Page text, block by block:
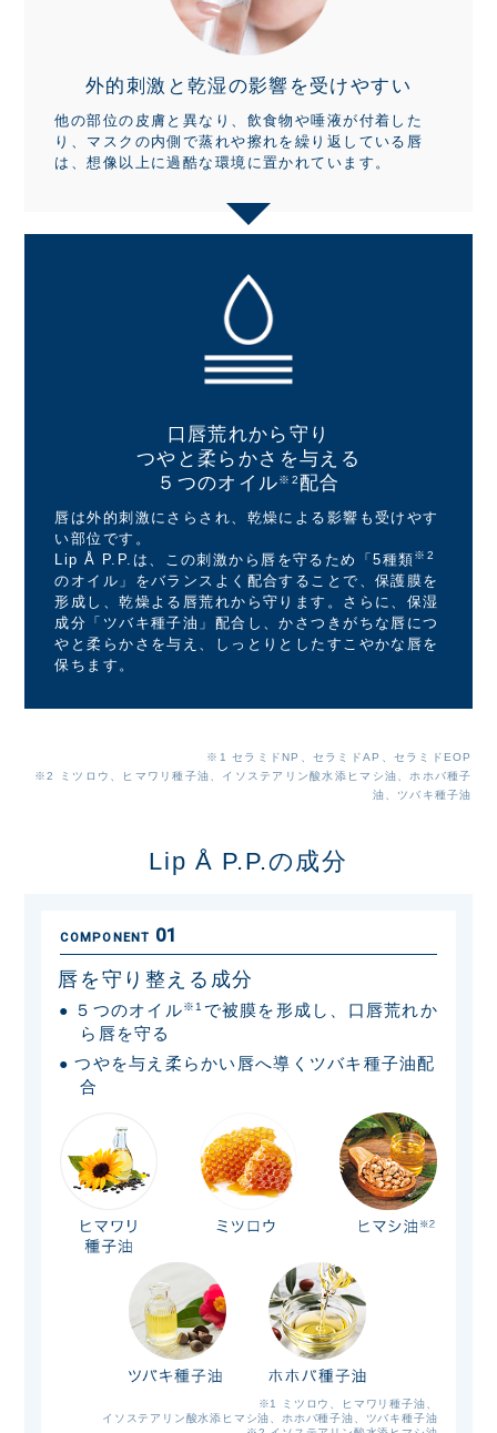
外的刺激と乾湿の影響を受けやすい
他の部位の皮膚と異なり、飲食物や唾液が付着した
り、マスクの内側で蒸れや擦れを繰り返している唇
は、想像以上に過酷な環境に置かれています。
口唇荒れから守り
つやと柔らかさを与える
５つのオイル※2配合
唇は外的刺激にさらされ、乾燥による影響も受けやす
い部位です。
Lip Å P.P.は、この刺激から唇を守るため「5種類※2
のオイル」をバランスよく配合することで、保護膜を
形成し、乾燥よる唇荒れから守ります。さらに、保湿
成分「ツバキ種子油」配合し、かさつきがちな唇につ
やと柔らかさを与え、しっとりとしたすこやかな唇を
保ちます。
※1 セラミドNP、セラミドAP、セラミドEOP
※2 ミツロウ、ヒマワリ種子油、イソステアリン酸水添ヒマシ油、ホホバ種子
油、ツバキ種子油
Lip Å P.P.の成分
COMPONENT 01
唇を守り整える成分
● ５つのオイル※1 で被膜を形成し、口唇荒れか
ら唇を守る
● つやを与え柔らかい唇へ導くツバキ種子油配
合
※1 ミツロウ、ヒマワリ種子油、
イソステアリン酸水添ヒマシ油、ホホバ種子油、ツバキ種子油